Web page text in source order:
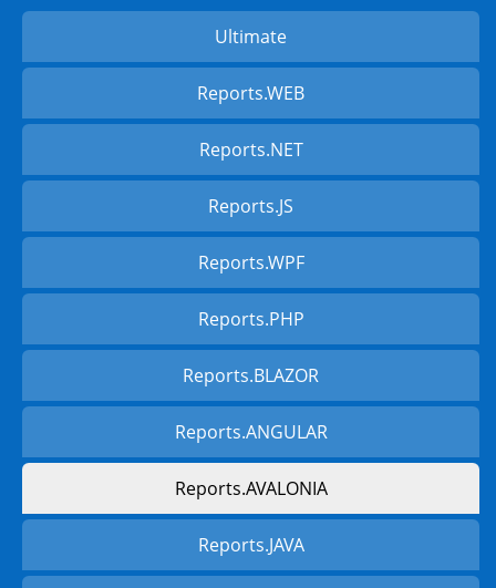
Ultimate
Reports.WEB
Reports.NET
Reports.JS
Reports.WPF
Reports.PHP
Reports.BLAZOR
Reports.ANGULAR
Reports.AVALONIA
Reports.JAVA